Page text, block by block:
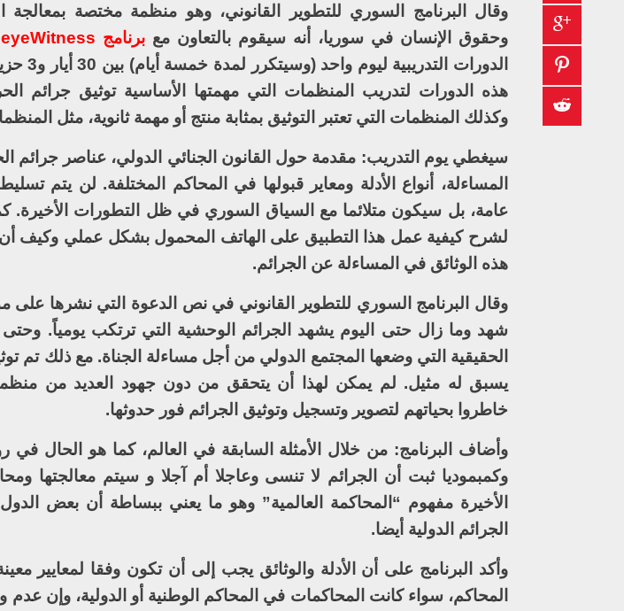
وقال البرنامج السوري للتطوير القانوني، وهو منظمة مختصة بمعالجة
وحقوق الإنسان في سوريا، أنه سيقوم بالتعاون مع برنامج eyeWitness “شاهد العيان”
الدورات
هذه الدورات لتدريب المنظمات التي مهمتها الأساسية توثيق جرائم
وكذلك المنظمات التي تعتبر التوثيق بمثابة منتج أو مهمة ثانوية، مثل
سيغطي يوم التدريب: مقدمة حول القانون الجنائي الدولي، عناصر جرائم
المساءلة، أنواع الأدلة ومعاير قبولها في المحاكم المختلفة. لن يتم
عامة، بل سيكون متلائما مع السياق السوري في ظل التطورات الأخيرة.
لشرح كيفية عمل هذا التطبيق على الهاتف المحمول بشكل عملي وكيف
هذه الوثائق في المساءلة عن الجرائم.
وقال البرنامج السوري للتطوير القانوني في نص الدعوة التي نشرها على
شهد وما زال حتى اليوم يشهد الجرائم الوحشية التي ترتكب يومياً. وحتى
الحقيقية التي وضعها المجتمع الدولي من أجل مساءلة الجناة. مع ذلك تم
يسبق له مثيل. لم يمكن لهذا أن يتحقق من دون جهود العديد من
خاطروا بحياتهم لتصوير وتسجيل وتوثيق الجرائم فور حدوثها.
وأضاف البرنامج: من خلال الأمثلة السابقة في العالم، كما هو الحال في
وكمبموديا ثبت أن الجرائم لا تنسى وعاجلا أم آجلا و سيتم معالجتها
الأخيرة مفهوم “المحاكمة العالمية” وهو ما يعني ببساطة أن بعض
الجرائم الدولية أيضا.
وأكد البرنامج على أن الأدلة والوثائق يجب إلى أن تكون وفقا لمعايير
المحاكم، سواء كانت المحاكمات في المحاكم الوطنية أو الدولية، وإن عدم